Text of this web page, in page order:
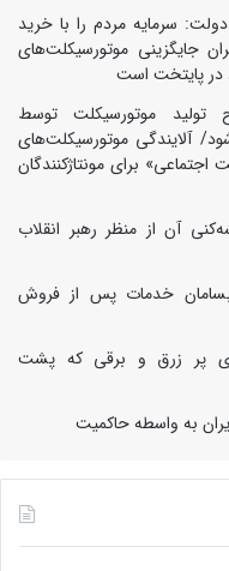
سرمایه مردم را با خرید
جایگزینی موتورسیکلت‌های
در پایتخت است
تولید موتورسیکلت توسط
آلایندگی موتورسیکلت‌های
برای مونتاژکنندگان
آن از منظر رهبر انقلاب
خدمات پس از فروش
پر زرق‌ و برقی که پشت
به واسطه حاکمیت